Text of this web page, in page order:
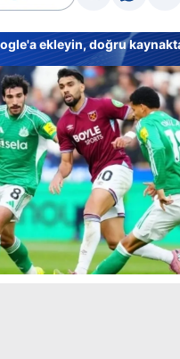
ekleyin, doğru